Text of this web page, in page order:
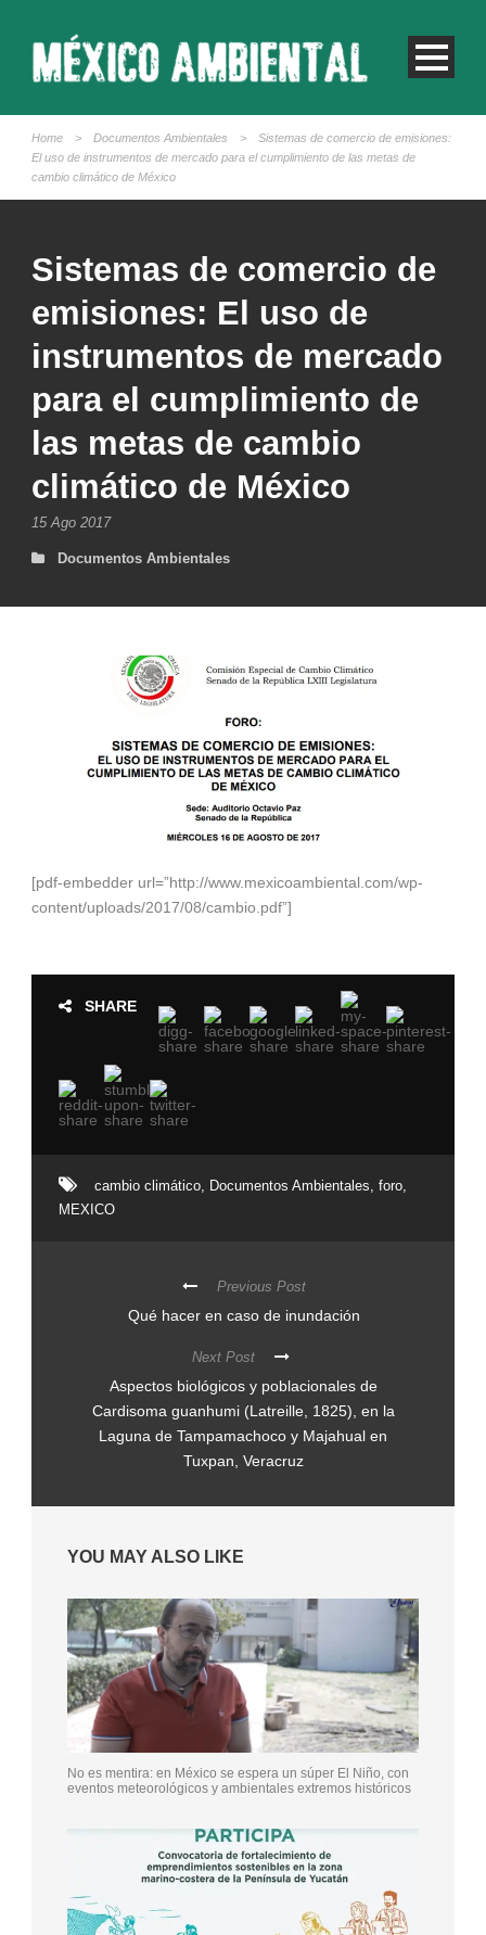
Home > Documentos Ambientales >
Sistemas de comercio de emisiones:
El uso de instrumentos de mercado para el cumplimiento de las metas de
cambio climático de México
Sistemas de comercio de
emisiones: El uso de
instrumentos de mercado
para el cumplimiento de
las metas de cambio
climático de México
15 Ago 2017
Documentos Ambientales
[pdf-embedder url=”http://www.mexicoambiental.com/wp-
content/uploads/2017/08/cambio.pdf”]
SHARE
cambio climático Documentos Ambientales foro
MEXICO
Previous Post
Qué hacer en caso de inundación
Next Post
Aspectos biológicos y poblacionales de
Cardisoma guanhumi (Latreille, 1825), en la
Laguna de Tampamachoco y Majahual en
Tuxpan, Veracruz
YOU MAY ALSO LIKE
No es mentira: en México se espera un súper El Niño, con
eventos meteorológicos y ambientales extremos históricos